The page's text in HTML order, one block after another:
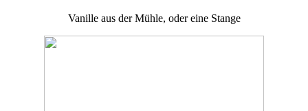
Vanille aus der Mühle, oder eine Stange